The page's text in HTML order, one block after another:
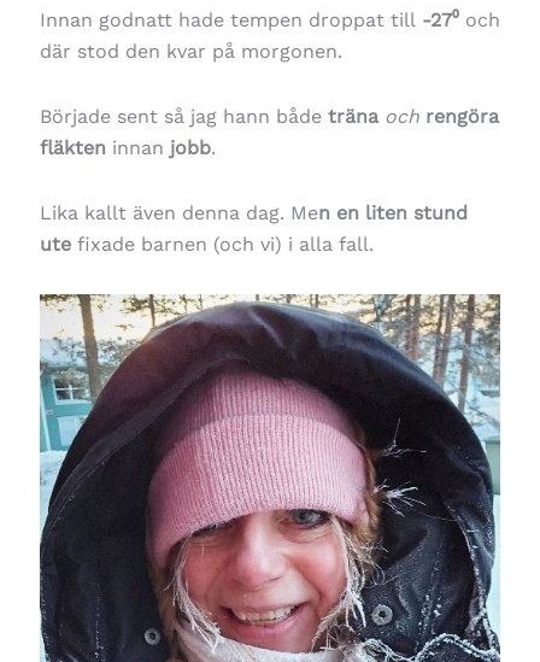
Innan godnatt hade tempen droppat till-27⁰och
där stod den kvar på morgonen.
Började sent så jag hann både träna och rengöra
fläkten innan jobb.
Lika kallt även denna dag. Men en liten stund
utefixade barnen (och vi) i alla fall.